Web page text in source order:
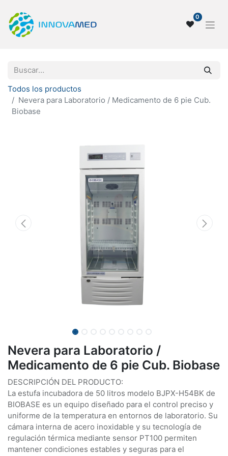
0
Todos los productos
Nevera para Laboratorio / Medicamento de 6 pie Cub.
Biobase
Nevera para Laboratorio /
Medicamento de 6 pie Cub. Biobase
DESCRIPCIÓN DEL PRODUCTO:
La estufa incubadora de 50 litros modelo BJPX-H54BK de
BIOBASE es un equipo diseñado para el control preciso y
uniforme de la temperatura en entornos de laboratorio. Su
cámara interna de acero inoxidable y su tecnología de
regulación térmica mediante sensor PT100 permiten
mantener condiciones estables y seguras para el